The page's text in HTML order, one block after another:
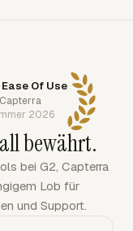
Of Use
Capterra
2026
bewährt.
bei G2, Capterra
Lob für
und Support.